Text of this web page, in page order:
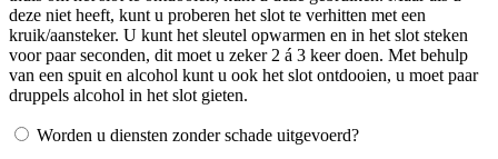
deze niet heeft, kunt u proberen het slot te verhitten met een
kruik/aansteker. U kunt het sleutel opwarmen en in het slot steken
voor paar seconden, dit moet u zeker 2 á 3 keer doen. Met behulp
van een spuit en alcohol kunt u ook het slot ontdooien, u moet paar
druppels alcohol in het slot gieten.
Worden u diensten zonder schade uitgevoerd?